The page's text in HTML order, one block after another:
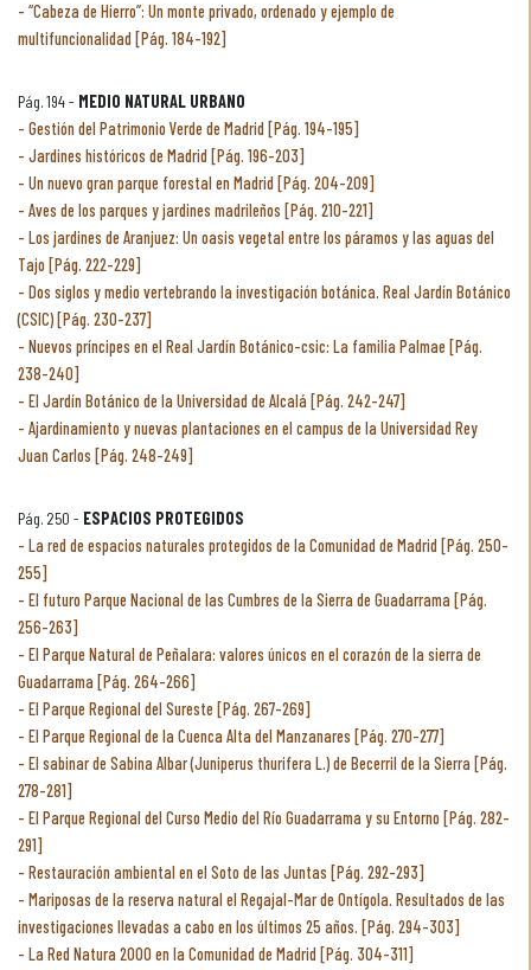
“Cabeza de Hierro”: Un monte privado, ordenado y ejemplo de
multifuncionalidad [Pág. 184-192]
Pág. 194 - MEDIO NATURAL URBANO
Gestión del Patrimonio Verde de Madrid [Pág. 194-195]
Jardines históricos de Madrid [Pág. 196-203]
Un nuevo gran parque forestal en Madrid [Pág. 204-209]
Aves de los parques y jardines madrileños [Pág. 210-221]
Los jardines de Aranjuez: Un oasis vegetal entre los páramos y las aguas del
Tajo [Pág. 222-229]
Dos siglos y medio vertebrando la investigación botánica. Real Jardín Botánico
(CSIC) [Pág. 230-237]
Nuevos príncipes en el Real Jardín Botánico-csic: La familia Palmae [Pág.
238-240]
El Jardín Botánico de la Universidad de Alcalá [Pág. 242-247]
Ajardinamiento y nuevas plantaciones en el campus de la Universidad Rey
Juan Carlos [Pág. 248-249]
Pág. 250 - ESPACIOS PROTEGIDOS
La red de espacios naturales protegidos de la Comunidad de Madrid [Pág. 250-
255]
El futuro Parque Nacional de las Cumbres de la Sierra de Guadarrama [Pág.
256-263]
El Parque Natural de Peñalara: valores únicos en el corazón de la sierra de
Guadarrama [Pág. 264-266]
El Parque Regional del Sureste [Pág. 267-269]
El Parque Regional de la Cuenca Alta del Manzanares [Pág. 270-277]
El sabinar de Sabina Albar (Juniperus thurifera L.) de Becerril de la Sierra [Pág.
278-281]
El Parque Regional del Curso Medio del Río Guadarrama y su Entorno [Pág. 282-
291]
Restauración ambiental en el Soto de las Juntas [Pág. 292-293]
Mariposas de la reserva natural el Regajal-Mar de Ontígola. Resultados de las
investigaciones llevadas a cabo en los últimos 25 años. [Pág. 294-303]
La Red Natura 2000 en la Comunidad de Madrid [Pág. 304-311]